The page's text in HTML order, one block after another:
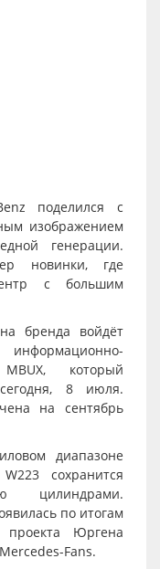
поделился с
изображением
генерации.
новинки, где
с большим
бренда войдёт
который
8 июля.
на сентябрь
диапазоне
сохранится
цилиндрами.
по итогам
проекта Юргена
Fans.